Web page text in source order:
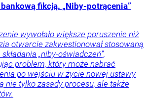
fikcją. „Niby-potrącenia”
wywołało większe poruszenie niż
otwarcie zakwestionował stosowaną
„niby-oświadczeń”,
problem, który może nabrać
po wejściu w życie nowej ustawy
nie tylko zasady procesu, ale także